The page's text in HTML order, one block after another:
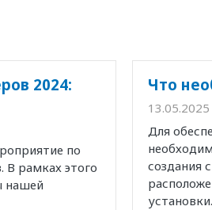
2024:
по
рамках этого
нашей
Что
13.05.2025
Для
создания